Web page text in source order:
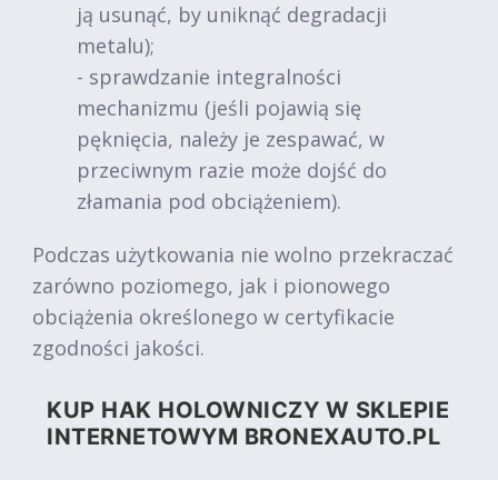
ją usunąć, by uniknąć degradacji
metalu);
- sprawdzanie integralności
mechanizmu (jeśli pojawią się
pęknięcia, należy je zespawać, w
przeciwnym razie może dojść do
złamania pod obciążeniem).
Podczas użytkowania nie wolno przekraczać
zarówno poziomego, jak i pionowego
obciążenia określonego w certyfikacie
zgodności jakości.
KUP HAK HOLOWNICZY W SKLEPIE
INTERNETOWYM BRONEXAUTO.PL